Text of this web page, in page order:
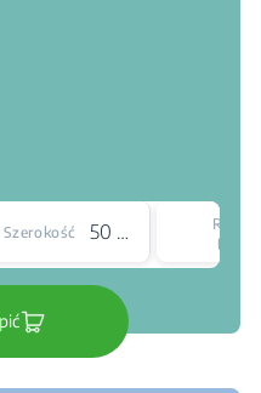
Szerokość 50 cm
Rodzaj
płyty